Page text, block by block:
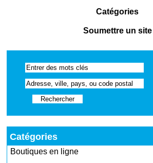
Catégories
Soumettre un site
Catégories
Boutiques en ligne